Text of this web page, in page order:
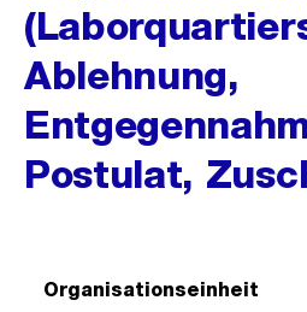
Ablehnung,
Postulat,
Organisationseinheit